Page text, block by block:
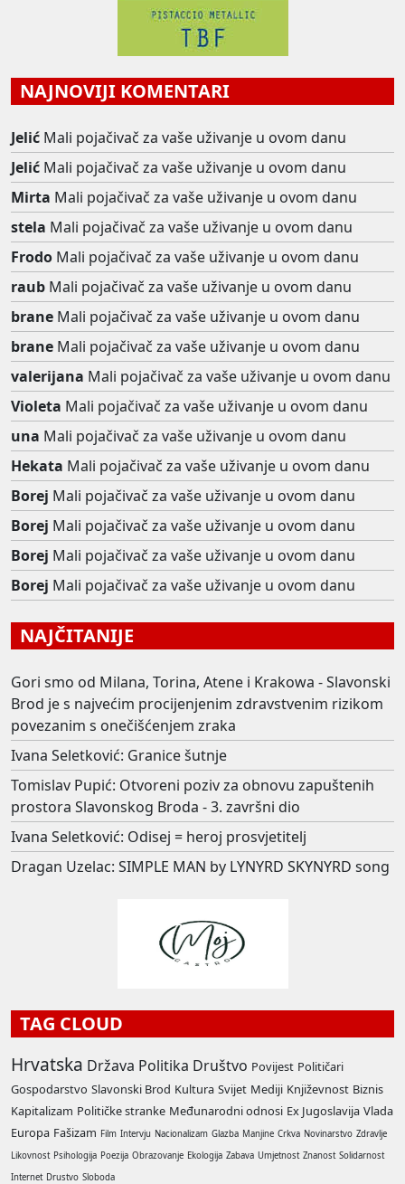
NAJNOVIJI KOMENTARI
Jelić Mali pojačivač za vaše uživanje u ovom danu
Jelić Mali pojačivač za vaše uživanje u ovom danu
Mirta Mali pojačivač za vaše uživanje u ovom danu
stela Mali pojačivač za vaše uživanje u ovom danu
Frodo Mali pojačivač za vaše uživanje u ovom danu
raub Mali pojačivač za vaše uživanje u ovom danu
brane Mali pojačivač za vaše uživanje u ovom danu
brane Mali pojačivač za vaše uživanje u ovom danu
valerijana Mali pojačivač za vaše uživanje u ovom danu
Violeta Mali pojačivač za vaše uživanje u ovom danu
una Mali pojačivač za vaše uživanje u ovom danu
Hekata Mali pojačivač za vaše uživanje u ovom danu
Borej Mali pojačivač za vaše uživanje u ovom danu
Borej Mali pojačivač za vaše uživanje u ovom danu
Borej Mali pojačivač za vaše uživanje u ovom danu
Borej Mali pojačivač za vaše uživanje u ovom danu
NAJČITANIJE
Gori smo od Milana, Torina, Atene i Krakowa - Slavonski
Brod je s najvećim procijenjenim zdravstvenim rizikom
povezanim s onečišćenjem zraka
Ivana Seletković: Granice šutnje
Tomislav Pupić: Otvoreni poziv za obnovu zapuštenih
prostora Slavonskog Broda - 3. završni dio
Ivana Seletković: Odisej = heroj prosvjetitelj
Dragan Uzelac: SIMPLE MAN by LYNYRD SKYNYRD song
TAG CLOUD
Hrvatska Država Politika Društvo Povijest Političari
Gospodarstvo Slavonski Brod Kultura Svijet Mediji Književnost Biznis
Kapitalizam Političke stranke Međunarodni odnosi Ex Jugoslavija Vlada
Europa Fašizam Film Intervju Nacionalizam Glazba Manjine Crkva Novinarstvo Zdravlje
Likovnost Psihologija Poezija Obrazovanje Ekologija Zabava Umjetnost Znanost Solidarnost
Internet Drustvo Sloboda